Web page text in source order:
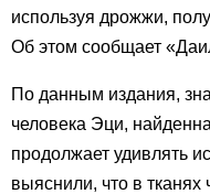
используя дрожжи,
Об этом сообщает
По данным издания,
человека Эци,
продолжает удивлять
выяснили, что в